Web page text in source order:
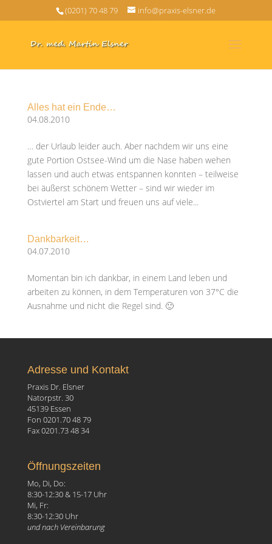
(0201) 70 48 79 info@praxis-elsner.de
Alles hat ein Ende…
04.08.2010
… der Urlaub leider auch. Aber nachdem wir uns eine
gute Portion Ostsee-Wind um die Nase haben wehen
lassen und auch etwas entspannen konnten – teilweise
bei äußerst schönem Wetter – sind wir wieder im
Ostviertel am Start und freuen uns auf viele...
Dankbarkeit…
04.07.2010
Momentan bin ich dankbar, in einem Land leben und
arbeiten zu können, in dem Temperaturen von 37°C die
Ausnahme und nicht die Regel sind. 🙂
Adresse und Kontakt
Praxis Dr. Elsner
Natorpstr. 30
45139 Essen
Fon 0201.70 48 79
Fax 0201.73 48 34
Öffnungszeiten
Mo, Di, Do:
8:30-12:30 & 15-17 Uhr
Mi, Fr:
8:30-12:30 Uhr
und nach Vereinbarung